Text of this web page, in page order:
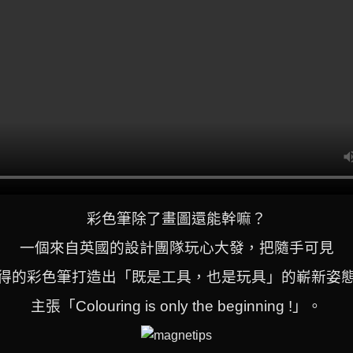
彩色筆除了畫圖還能幹嘛？
一個來自英國的設計團隊玩心大發， 把隨手可見
的彩色筆打造出 「既是工具，也是玩具」的嶄新姿
主張「Colouring is only the beginning !」。